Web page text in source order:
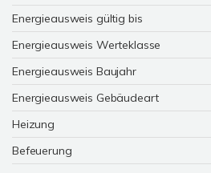
Energieausweis gültig bis
Energieausweis Werteklasse
Energieausweis Baujahr
Energieausweis Gebäudeart
Heizung
Befeuerung